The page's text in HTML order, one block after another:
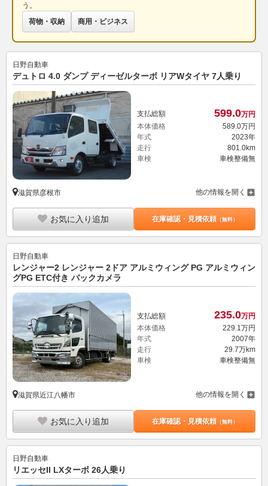
う。
荷物・収納
商用・ビジネス
日野自動車
デュトロ 4.0 ダンプ ディーゼルターボ リアWタイヤ 7人乗り
支払総額 599.0万円
本体価格
589. 0万円
年式
2023年
走行
801.0km
車検
車検整備無
滋賀県彦根市 他の情報を開く
お気に入り追加 在庫確認・見積依頼（無料）
日野自動車
レンジャー2 レンジャー 2ドア アルミウィング PG アルミウィン
グPG ETC付き バックカメラ
支払総額 235.0万円
本体価格
229.1万円
年式
2007年
走行
29.7万km
車検
車検整備無
滋賀県近江八幡市 他の情報を開く
お気に入り追加 在庫確認・見積依頼（無料）
日野自動車
リエッセII LXターボ 26人乗り